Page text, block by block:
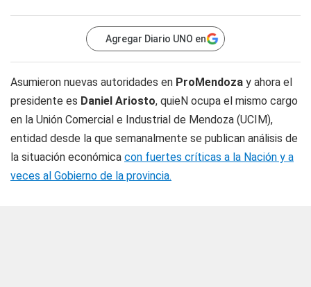
Agregar Diario UNO en
Asumieron nuevas autoridades en ProMendoza y ahora el
presidente es Daniel Ariosto, quieN ocupa el mismo cargo
en la Unión Comercial e Industrial de Mendoza (UCIM),
entidad desde la que semanalmente se publican análisis de
la situación económica con fuertes críticas a la Nación y a
veces al Gobierno de la provincia.